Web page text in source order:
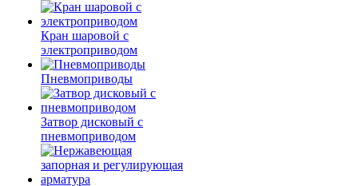
Кран шаровой с
электроприводом
Пневмоприводы
Затвор дисковый с
пневмоприводом